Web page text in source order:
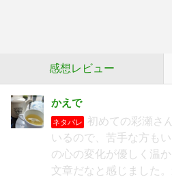
感想レビュー
かえで
ネタバレ
初めての彩瀬さ
いるので、苦手な方も
の心の変化が優しく温
文章だなと感じました